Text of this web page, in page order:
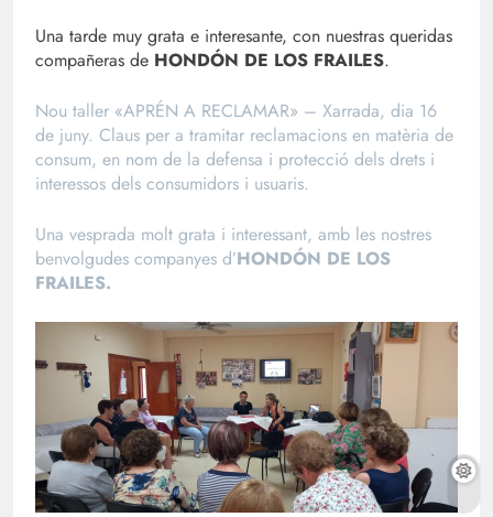
Una tarde muy grata e interesante, con nuestras queridas
compañeras de HONDÓN DE LOS FRAILES.
Nou taller «APRÉN A RECLAMAR» – Xarrada, dia 16
de juny. Claus per a tramitar reclamacions en matèria de
consum, en nom de la defensa i protecció dels drets i
interessos dels consumidors i usuaris.
Una vesprada molt grata i interessant, amb les nostres
benvolgudes companyes d’HONDÓN DE LOS
FRAILES.